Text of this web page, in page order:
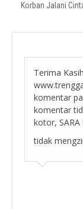
Korban Jalani
Terima
komentar
komentar
kotor,
tidak